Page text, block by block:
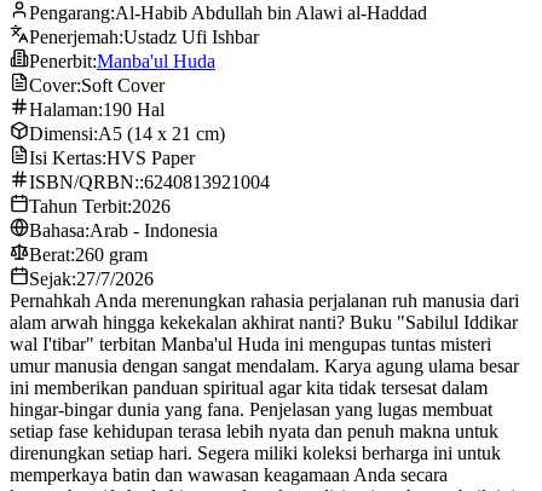
Pengarang:Al-Habib Abdullah bin Alawi al-Haddad
Penerjemah:Ustadz Ufi Ishbar
Penerbit:Manba'ul Huda
Cover:Soft Cover
Halaman:190 Hal
Dimensi:A5 (14 x 21 cm)
Isi Kertas:HVS Paper
ISBN/QRBN::6240813921004
Tahun Terbit:2026
Bahasa:Arab - Indonesia
Berat:260 gram
Sejak:27/7/2026
Pernahkah Anda merenungkan rahasia perjalanan ruh manusia dari
alam arwah hingga kekekalan akhirat nanti? Buku "Sabilul Iddikar
wal I'tibar" terbitan Manba'ul Huda ini mengupas tuntas misteri
umur manusia dengan sangat mendalam. Karya agung ulama besar
ini memberikan panduan spiritual agar kita tidak tersesat dalam
hingar-bingar dunia yang fana. Penjelasan yang lugas membuat
setiap fase kehidupan terasa lebih nyata dan penuh makna untuk
direnungkan setiap hari. Segera miliki koleksi berharga ini untuk
memperkaya batin dan wawasan keagamaan Anda secara